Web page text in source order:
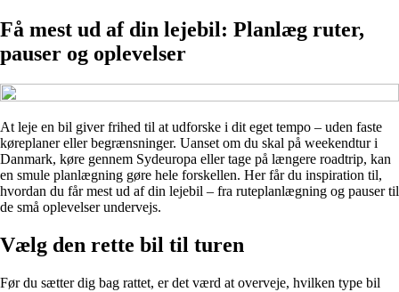
Få mest ud af din lejebil: Planlæg ruter,
pauser og oplevelser
At leje en bil giver frihed til at udforske i dit eget tempo – uden faste
køreplaner eller begrænsninger. Uanset om du skal på weekendtur i
Danmark, køre gennem Sydeuropa eller tage på længere roadtrip, kan
en smule planlægning gøre hele forskellen. Her får du inspiration til,
hvordan du får mest ud af din lejebil – fra ruteplanlægning og pauser til
de små oplevelser undervejs.
Vælg den rette bil til turen
Før du sætter dig bag rattet, er det værd at overveje, hvilken type bil